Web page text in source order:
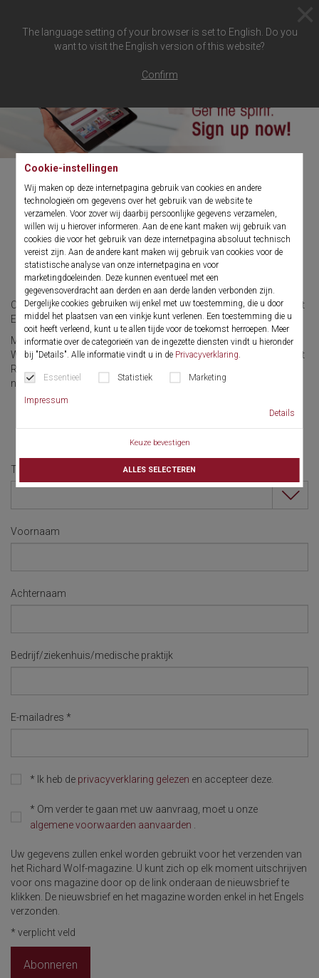
Cookie-instellingen
Wij maken op deze internetpagina gebruik van cookies en andere
technologieën om gegevens over het gebruik van de website te
verzamelen. Voor zover wij daarbij persoonlijke gegevens verzamelen,
willen wij u hierover informeren. Aan de ene kant maken wij gebruik van
cookies die voor het gebruik van deze internetpagina absoluut technisch
vereist zijn. Aan de andere kant maken wij gebruik van cookies voor de
statistische analyse van onze internetpagina en voor
marketingdoeleinden. Deze kunnen eventueel met een
gegevensoverdracht aan derden en aan derde landen verbonden zijn.
Dergelijke cookies gebruiken wij enkel met uw toestemming, die u door
middel het plaatsen van een vinkje kunt verlenen. Een toestemming die u
ooit heeft verleend, kunt u te allen tijde voor de toekomst herroepen. Meer
informatie over de categorieën van de ingezette diensten vindt u hieronder
bij "Details". Alle informatie vindt u in de Privacyverklaring.
Essentieel Statistiek Marketing
Impressum
Details
Keuze bevestigen
ALLES SELECTEREN
The language setting of your browser is set to English. Do you
want to visit the English version of this website?
Confirm
Richard Wolf-eMagazine
"the spirit"
Ontdek nu het digitale tijdschrift "the spirit" van Richard Wolf in het
Engels!
Maak deel uit van en ontvang nieuws uit de wereld van Richard
Wolf, neem een kijkje achter de schermen en blijf op de hoogte! Het
Richard Wolf-eMagazine "
" wordt samen met de
nieuwsbrief verzonden als een interactieve, digitale uitgave.
Meld u nu aan!
Titel
Voornaam
Achternaam
Bedrijf/ziekenhuis/medische praktijk
E-mailadres *
* Ik heb de privacyverklaring gelezen en accepteer deze.
* Om verder te gaan met uw aanvraag, moet u onze
algemene voorwaarden aanvaarden .
Uw gegevens zullen enkel worden gebruikt voor het verzenden van
het Richard Wolf-magazine. U kunt zich op elk moment uitschrijven
voor ons magazine door op de link onderaan de nieuwsbrief te
klikken. De nieuwsbrief en het magazine worden enkel in het Engels
verzonden.
* verplicht veld
Abonneren